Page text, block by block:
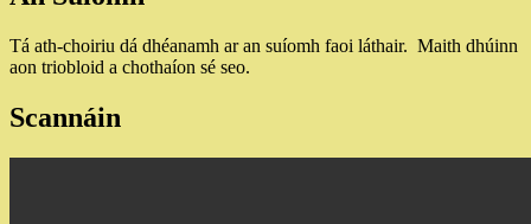
Tá ath-choiriu dá dhéanamh ar an suíomh faoi láthair. Maith dhúinn
aon triobloid a chothaíon sé seo.
Scannáin